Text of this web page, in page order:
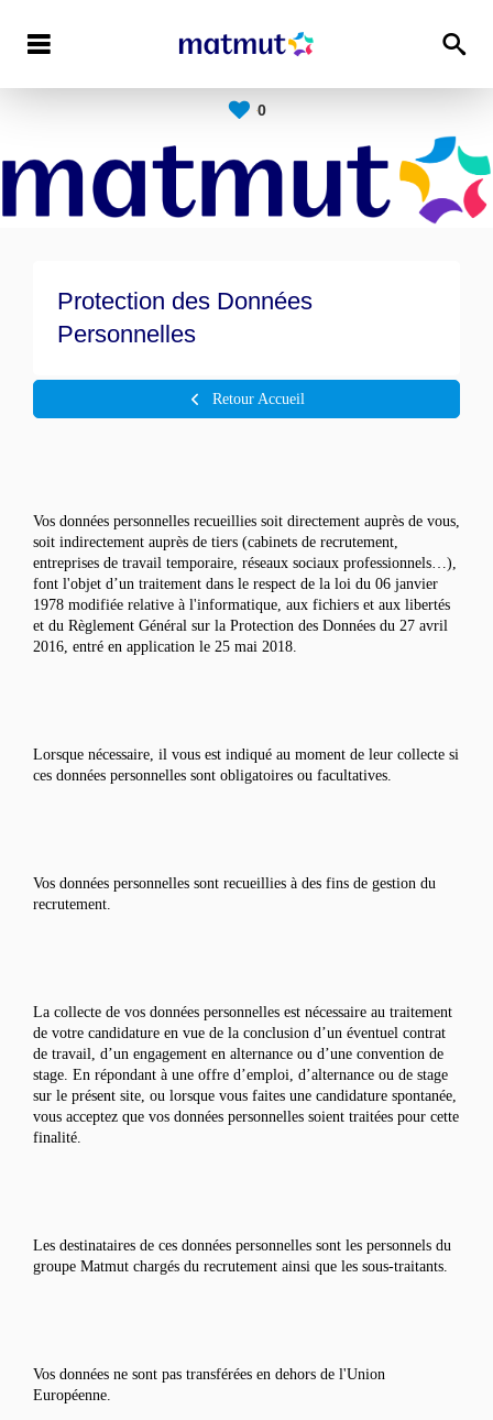
0
Protection des Données
Personnelles
Vos données personnelles recueillies soit directement auprès de vous,
soit indirectement auprès de tiers (cabinets de recrutement,
entreprises de travail temporaire, réseaux sociaux professionnels…),
font l'objet d’un traitement dans le respect de la loi du 06 janvier
1978 modifiée relative à l'informatique, aux fichiers et aux libertés
et du Règlement Général sur la Protection des Données du 27 avril
2016, entré en application le 25 mai 2018.
Lorsque nécessaire, il vous est indiqué au moment de leur collecte si
ces données personnelles sont obligatoires ou facultatives.
Vos données personnelles sont recueillies à des fins de gestion du
recrutement.
La collecte de vos données personnelles est nécessaire au traitement
de votre candidature en vue de la conclusion d’un éventuel contrat
de travail, d’un engagement en alternance ou d’une convention de
stage. En répondant à une offre d’emploi, d’alternance ou de stage
sur le présent site, ou lorsque vous faites une candidature spontanée,
vous acceptez que vos données personnelles soient traitées pour cette
finalité.
Les destinataires de ces données personnelles sont les personnels du
groupe Matmut chargés du recrutement ainsi que les sous-traitants.
Vos données ne sont pas transférées en dehors de l'Union
Européenne.
Retour Accueil